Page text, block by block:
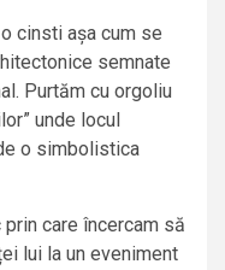
cinsti așa cum se
semnate
Purtăm cu orgoliu
unde locul
o simbolistica
care încercam să
lui la un eveniment